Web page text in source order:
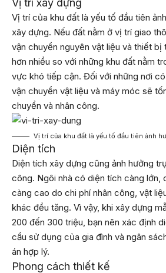
Vị trí xây dựng
Vị trí của khu đất là yếu tố đầu tiên
xây dựng. Nếu đất nằm ở vị trí giao
vận chuyển nguyên vật liệu và thiết bị
hơn nhiều so với những khu đất nằm
vực khó tiếp cận. Đối với những nơi
vận chuyển vật liệu và máy móc sẽ
chuyển và nhân công.
Vị trí của khu đất là yếu tố đầu tiên ảnh
Diện tích
Diện tích xây dựng cũng ảnh hưởng
công. Ngôi nhà có diện tích càng lớn,
càng cao do chi phí nhân công, vật
khác đều tăng. Vì vậy, khi xây dựng
200 đến 300 triệu, bạn nên xác định
cầu sử dụng của gia đình và ngân
án hợp lý.
Phong cách thiết kế